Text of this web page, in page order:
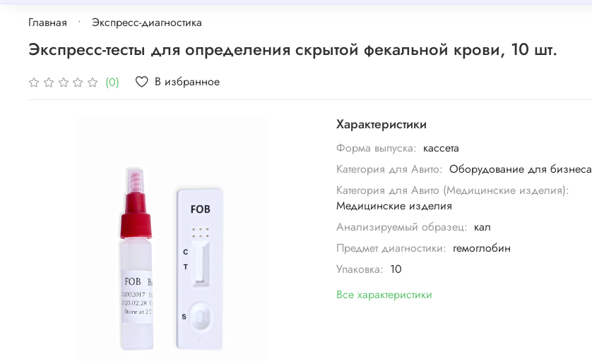
Главная Экспресс-диагностика
Экспресс-тесты для определения скрытой фекальной крови, 10 шт.
(0) В избранное
Характеристики
Форма выпуска: кассета
Категория для Авито: Оборудование для бизнеса
Категория для Авито (Медицинские изделия):
Медицинские изделия
Анализируемый образец: кал
Предмет диагностики: гемоглобин
Упаковка: 10
Все характеристики